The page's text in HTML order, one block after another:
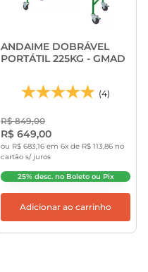
ANDAIME DOBRÁVEL
PORTÁTIL 225KG - GMAD
(4)
R$ 849,00
R$ 649,00
ou R$ 683,16 em 6x de R$ 113,86 no
cartão s/ juros
25% desc. no Boleto ou Pix
Adicionar ao carrinho